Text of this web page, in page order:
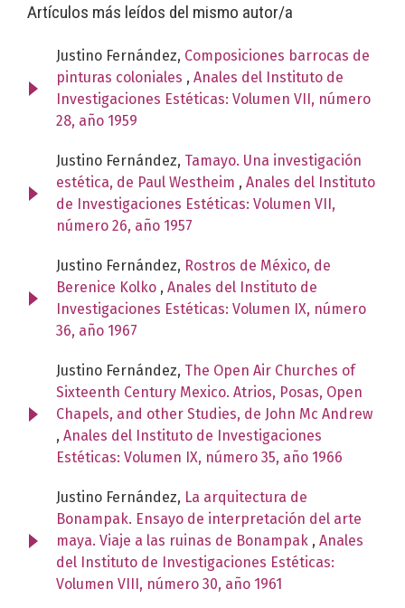
Artículos más leídos del mismo autor/a
Justino Fernández, Composiciones barrocas de
pinturas coloniales , Anales del Instituto de
Investigaciones Estéticas: Volumen VII, número
28, año 1959
Justino Fernández, Tamayo. Una investigación
estética, de Paul Westheim , Anales del Instituto
de Investigaciones Estéticas: Volumen VII,
número 26, año 1957
Justino Fernández, Rostros de México, de
Berenice Kolko , Anales del Instituto de
Investigaciones Estéticas: Volumen IX, número
36, año 1967
Justino Fernández, The Open Air Churches of
Sixteenth Century Mexico. Atrios, Posas, Open
Chapels, and other Studies, de John Mc Andrew
, Anales del Instituto de Investigaciones
Estéticas: Volumen IX, número 35, año 1966
Justino Fernández, La arquitectura de
Bonampak. Ensayo de interpretación del arte
maya. Viaje a las ruinas de Bonampak , Anales
del Instituto de Investigaciones Estéticas:
Volumen VIII, número 30, año 1961